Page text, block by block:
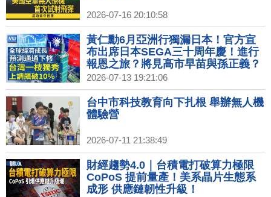
2026-07-16 20:10:58
黃仁勳6月亞洲行獨漏日本！官方宣
布出席日本SEGA三十周年慶！進行
報恩之旅？將見高市早苗與孫正義？
2026-07-13 19:21:06
台中市科技教育向下扎根 舉辦無人機
體驗營
2026-07-11 21:38:49
財經趨勢4.0｜台積電打破算力極限
CoPoS 提前量產！美系晶片生態系
成形 供應鏈韌性升級！